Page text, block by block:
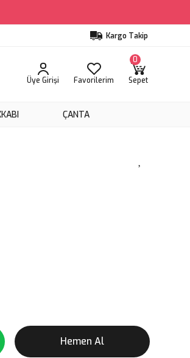
Kargo Takip
Üye Girişi Favorilerim Sepet
0
ÇANTA
Hemen Al